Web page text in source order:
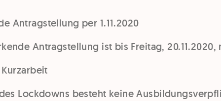
Antragstellung per 1.11.2020
Antragstellung ist bis Freitag, 20.11.2020,
Lockdowns besteht keine